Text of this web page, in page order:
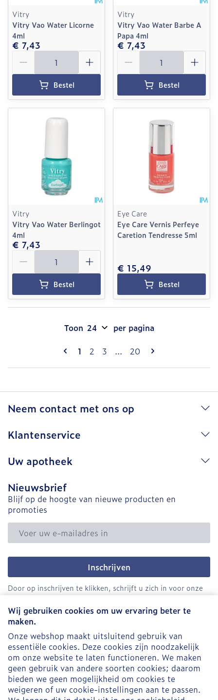
Wij gebruiken cookies om uw ervaring beter te
maken.
Onze webshop maakt uitsluitend gebruik van
essentiële cookies. Deze cookies zijn noodzakelijk
om onze website te laten functioneren. We maken
geen gebruik van andere soorten cookies; daarom
bieden we geen mogelijkheid om cookies te
weigeren of uw cookie-instellingen aan te passen.
Vitry
Vitry Vao Water Licorne
4ml
€ 7,43
Aantal
Bestel
Vitry
Vitry Vao Water Barbe A
Papa 4ml
€ 7,43
Aantal
Bestel
Vitry
Vitry Vao Water Berlingot
4ml
€ 7,43
Aantal
Bestel
Eye Care
Eye Care Vernis Perfeye
Caretion Tendresse 5ml
€ 15,49
Bestel
Pagina's
U lees momenteel pagina
1 Pagina
2 Pagina
3 ... Pagina
20
Toon per pagina
Neem contact met ons op
Klantenservice
Uw apotheek
Nieuwsbrief
Blijf op de hoogte van nieuwe producten en
promoties
E-mail adres
Inschrijven
Door op inschrijven te klikken, schrijft u zich in voor onze
nieuwsbrief en gaat u akkoord met onzeprivacy policy.
Juridische links